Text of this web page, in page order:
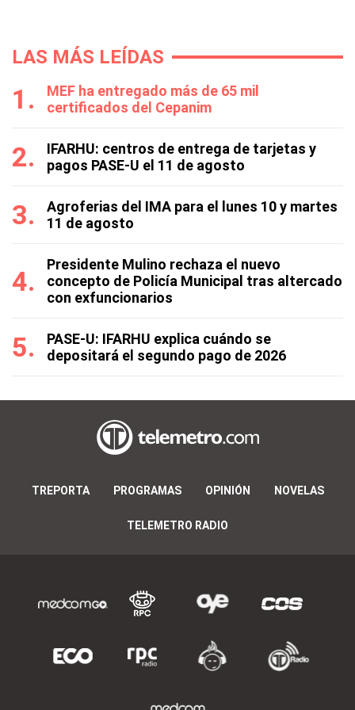
LAS MÁS LEÍDAS
MEF ha entregado más de 65 mil
certificados del Cepanim
IFARHU: centros de entrega de tarjetas y
pagos PASE-U el 11 de agosto
Agroferias del IMA para el lunes 10 y martes
11 de agosto
Presidente Mulino rechaza el nuevo
concepto de Policía Municipal tras altercado
con exfuncionarios
PASE-U: IFARHU explica cuándo se
depositará el segundo pago de 2026
TREPORTA PROGRAMAS OPINIÓN NOVELAS
TELEMETRO RADIO